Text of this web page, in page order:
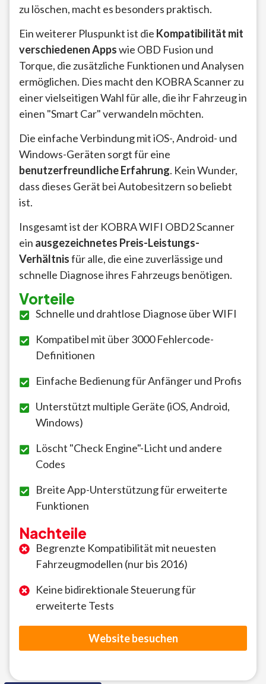
zu löschen, macht es besonders praktisch.
Ein weiterer Pluspunkt ist die Kompatibilität mit
verschiedenen Appswie OBD Fusion und
Torque, die zusätzliche Funktionen und Analysen
ermöglichen. Dies macht den KOBRA Scanner zu
einer vielseitigen Wahl für alle, die ihr Fahrzeug in
einen "Smart Car" verwandeln möchten.
Die einfache Verbindung mit iOS-, Android- und
Windows-Geräten sorgt für eine
benutzerfreundliche Erfahrung. Kein Wunder,
dass dieses Gerät bei Autobesitzern so beliebt
ist.
Insgesamt ist der KOBRA WIFI OBD2 Scanner
ein ausgezeichnetes Preis-Leistungs-
Verhältnisfür alle, die eine zuverlässige und
schnelle Diagnose ihres Fahrzeugs benötigen.
Vorteile
Schnelle und drahtlose Diagnose über WIFI
Kompatibel mit über 3000 Fehlercode-
Definitionen
Einfache Bedienung für Anfänger und Profis
Unterstützt multiple Geräte (iOS, Android,
Windows)
Löscht "Check Engine"-Licht und andere
Codes
Breite App-Unterstützung für erweiterte
Funktionen
Nachteile
Begrenzte Kompatibilität mit neuesten
Fahrzeugmodellen (nur bis 2016)
Keine bidirektionale Steuerung für
erweiterte Tests
Website besuchen